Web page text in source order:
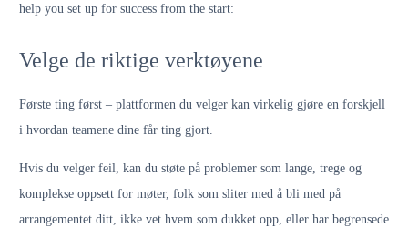
help you set up for success from the start:
Velge de riktige verktøyene
Første ting først – plattformen du velger kan virkelig gjøre en forskjell
i hvordan teamene dine får ting gjort.
Hvis du velger feil, kan du støte på problemer som lange, trege og
komplekse oppsett for møter, folk som sliter med å bli med på
arrangementet ditt, ikke vet hvem som dukket opp, eller har begrensede